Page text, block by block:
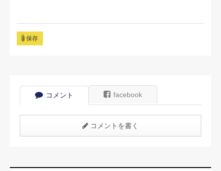
保存
コメント facebook
コメントを書く